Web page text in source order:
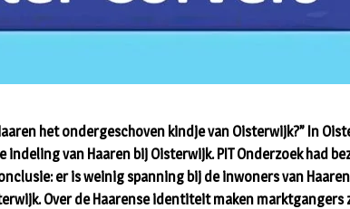
het ondergeschoven kindje van Oisterwijk?” In
van Haaren bij Oisterwijk. PIT Onderzoek had
er is weinig spanning bij de inwoners van
Over de Haarense identiteit maken marktgangers